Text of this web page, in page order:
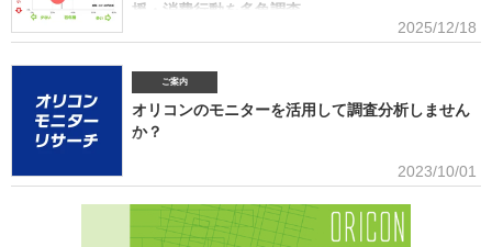
「2025年1～12月の期間に初めて好きになった音楽アーティストはいますか（※2024年以前か
らずっと好きというアーティストは対象外）」との問いに「いる」と答えた人（1833人＝全体
援・消費行動を多角調査
日本のガールズグループシーンでは近年、BMSG×ちゃんみながタッグ
グで鮮烈な初登場1位デビュー、アソビシステムからFRUITS ZIPPERを筆頭とするKAWAII
LAB.所属のグループがSNSを通じて続々と台頭、メンバー7人全員が日本人ながら海外を主戦
場としているXGの国内外での大旋風など活況をみせている。オリコンリサーチではガールズグ
ループ10組を対象とし、認知経路、イメージ、情報源、推し活・消費行動などを多角的に調査
1月以降の配信開始楽曲でストリーミング累積3000万回超えの作品がある】日本のガールズグ
2025/12/18
ご案内
オリコンのモニターを活用して調査分析しません
か？
■アンケート専用のモニター組織世の中に影響力を持つオリコン・ラン
キングに参加できることに、高いモチベーションを持つモニター。
※自らの声を届けようと、自由回答への記入が多い傾向にあります。■ライフスタイルセグメン
テーションを基にした調査が可能生活意識や志向性など日本人を価値観という視点から、予め
セグメントしたモニター調査が可能。■オリコングループならではの「エンタメ」に特化音楽ア
2023/10/01